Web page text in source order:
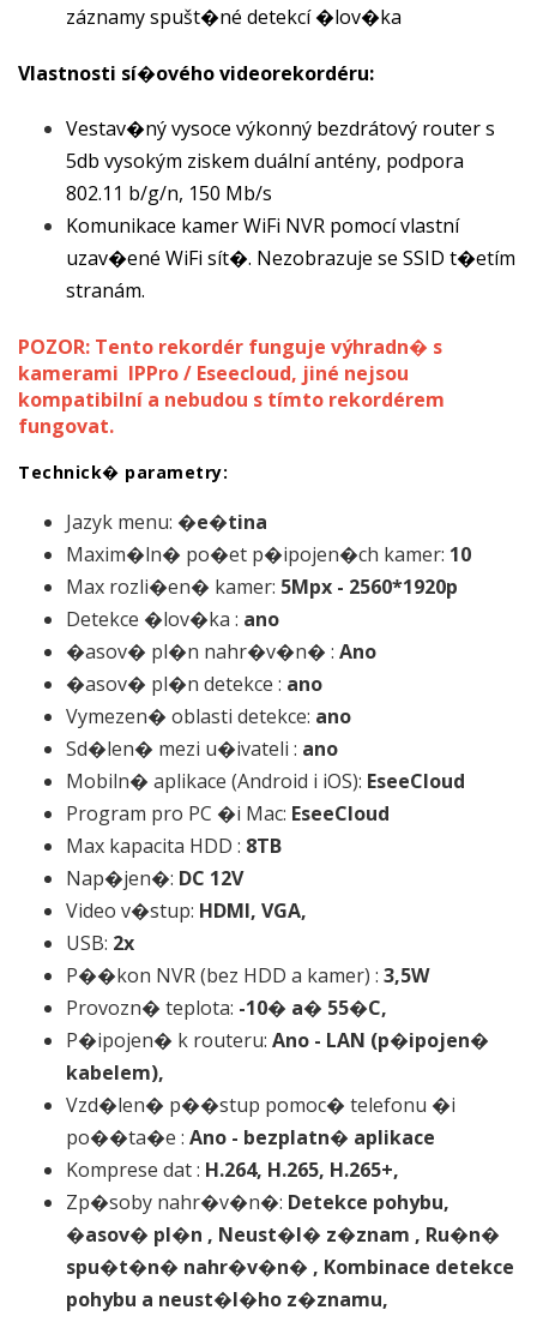
záznamy spušt�né detekcí �lov�ka
Vlastnosti sí�ového videorekordéru:
Vestav�ný vysoce výkonný bezdrátový router s
5db vysokým ziskem duální antény, podpora
802.11 b/g/n, 150 Mb/s
Komunikace kamer WiFi NVR pomocí vlastní
uzav�ené WiFi sít�. Nezobrazuje se SSID t�etím
stranám.
POZOR: Tento rekordér funguje výhradn� s
kamerami IPPro / Eseecloud, jiné nejsou
kompatibilní a nebudou s tímto rekordérem
fungovat.
Technick� parametry:
Jazyk menu: �e�tina
Maxim�ln� po�et p�ipojen�ch kamer: 10
Max rozli�en� kamer: 5Mpx - 2560*1920p
Detekce �lov�ka : ano
�asov� pl�n nahr�v�n� : Ano
�asov� pl�n detekce : ano
Vymezen� oblasti detekce: ano
Sd�len� mezi u�ivateli : ano
Mobiln� aplikace (Android i iOS): EseeCloud
Program pro PC �i Mac: EseeCloud
Max kapacita HDD : 8TB
Nap�jen�: DC 12V
Video v�stup: HDMI, VGA,
USB: 2x
P��kon NVR (bez HDD a kamer) : 3,5W
Provozn� teplota: -10� a� 55�C,
P�ipojen� k routeru: Ano - LAN (p�ipojen�
kabelem),
Vzd�len� p��stup pomoc� telefonu �i
po��ta�e : Ano - bezplatn� aplikace
Komprese dat : H.264, H.265, H.265+,
Zp�soby nahr�v�n�: Detekce pohybu,
�asov� pl�n , Neust�l� z�znam , Ru�n�
spu�t�n� nahr�v�n� , Kombinace detekce
pohybu a neust�l�ho z�znamu,